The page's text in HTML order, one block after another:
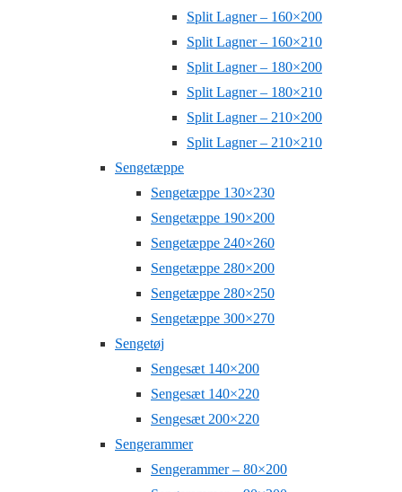
Split Lagner – 160×200
Split Lagner – 160×210
Split Lagner – 180×200
Split Lagner – 180×210
Split Lagner – 210×200
Split Lagner – 210×210
Sengetæppe
Sengetæppe 130×230
Sengetæppe 190×200
Sengetæppe 240×260
Sengetæppe 280×200
Sengetæppe 280×250
Sengetæppe 300×270
Sengetøj
Sengesæt 140×200
Sengesæt 140×220
Sengesæt 200×220
Sengerammer
Sengerammer – 80×200